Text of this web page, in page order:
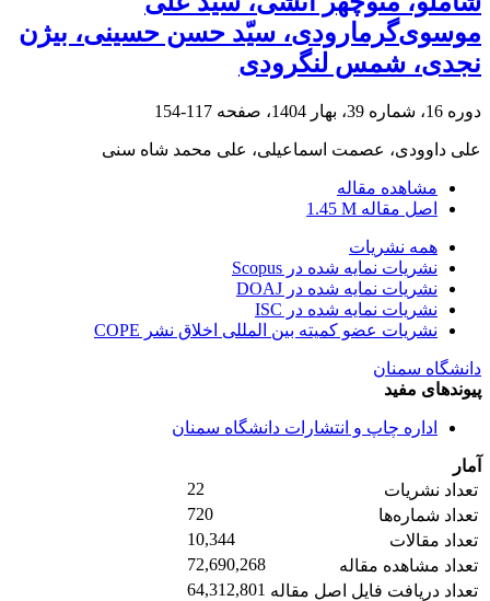
موسوی‌گرمارودی، سیّد حسن حسینی، بیژن
نجدی، شمس لنگرودی
دوره 16، شماره 39، بهار 1404، صفحه 117-154
علی داوودی، عصمت اسماعیلی، علی محمد شاه سنی
مشاهده مقاله
اصل مقاله 1.45 M
همه نشریات
نشریات نمایه شده در Scopus
نشریات نمایه شده در DOAJ
نشریات نمایه شده در ISC
نشریات عضو کمیته بین المللی اخلاق نشر COPE
دانشگاه سمنان
پیوندهای مفید
اداره چاپ و انتشارات دانشگاه سمنان
آمار
تعداد نشریات
22
تعداد شماره‌ها
720
تعداد مقالات
10,344
تعداد مشاهده مقاله
72,690,268
تعداد دریافت فایل اصل مقاله 64,312,801